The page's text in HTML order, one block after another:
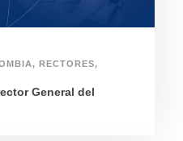
, RECTORES,
General del